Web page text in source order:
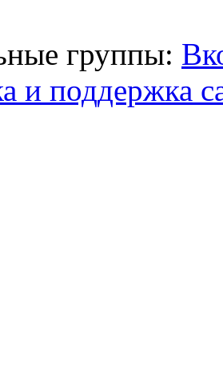
группы:
и поддержка